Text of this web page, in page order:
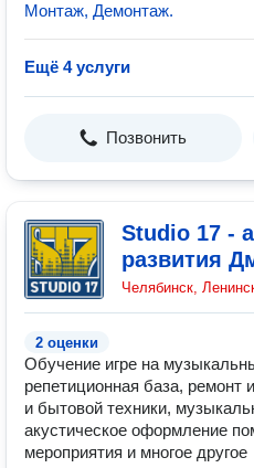
Монтаж, Демонтаж.
Ещё 4 услуги
Позвонить
Studio 17 -
развития
Челябинск,
2 оценки
Обучение игре на
репетиционная база, ремонт
и бытовой техники,
акустическое оформление
мероприятия и многое другое